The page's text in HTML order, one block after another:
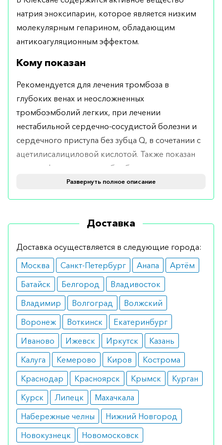
натрия эноксипарин, которое является низким
молекулярным гепарином, обладающим
антикоагуляционным эффектом.
Кому показан
Рекомендуется для лечения тромбоза в
глубоких венах и неосложненных
тромбоэмболий легких, при лечении
нестабильной сердечно-сосудистой болезни и
сердечного приступа без зубца Q, в сочетании с
ацетилисалициловой кислотой. Также показан
для профилактики тромбообразования в
органах экстракорпорального кровообращения
Противопоказания
непереносимость компонентов;
острые бактериальные эндокардиты;
тяжелое нарушение свертываемости;
большое кровотечение;
активная язва в желудке и или брюшной
полости;
инсульт;
повышенный риск сердечно-сосудистой
патологии.
Кроме того, не рекомендуется применение у
больных, которые получили положительный
результат теста о тромбоцитопении в vitro при
наличии эноксипарина.
Как принимать
Режим дозировки при профилактической
Развернуть полное описание
Доставка
Доставка осуществляется в следующие города:
Москва
Санкт-Петербург Анапа
Артём
Батайск
Белгород
Владивосток
Владимир
Волгоград
Волжский
Воронеж
Воткинск
Екатеринбург
Иваново
Ижевск Иркутск
Казань
Калуга
Кемерово Киров
Кострома
Краснодар
Красноярск Крымск
Курган
Курск
Липецк
Махачкала
Набережные челны
Нижний Новгород
Новокузнецк
Новомосковск